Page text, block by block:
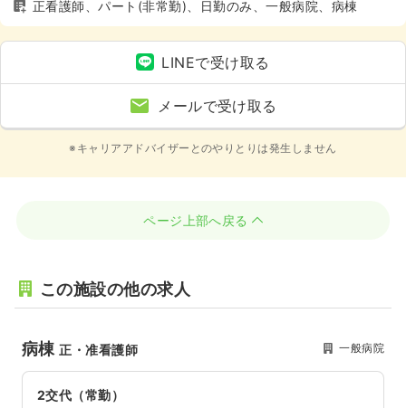
正看護師、パート(非常勤)、日勤のみ、一般病院、病棟
LINEで受け取る
メールで受け取る
※キャリアアドバイザーとのやりとりは発生しません
ページ上部へ戻る
この施設の他の求人
病棟正・准看護師 一般病院
2交代（常勤）